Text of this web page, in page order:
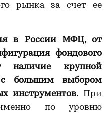
рынка за счет ее
в России МФЦ, от
фондового
наличие крупной
большим выбором
инструментов. При
по уровню